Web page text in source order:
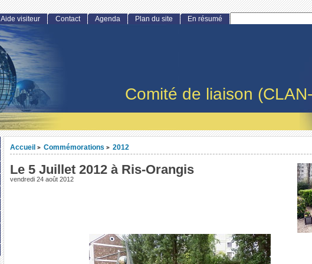
Comité de liaison
Accueil > Commémorations > 2012
Le 5 Juillet 2012 à Ris-Orangis
vendredi 24 août 2012
Aide visiteur Contact Agenda Plan du site En résumé